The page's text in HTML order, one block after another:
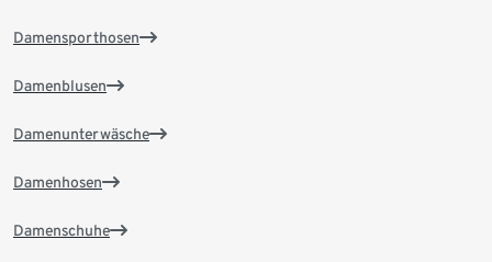
Damensporthosen
Damenblusen
Damenunterwäsche
Damenhosen
Damenschuhe